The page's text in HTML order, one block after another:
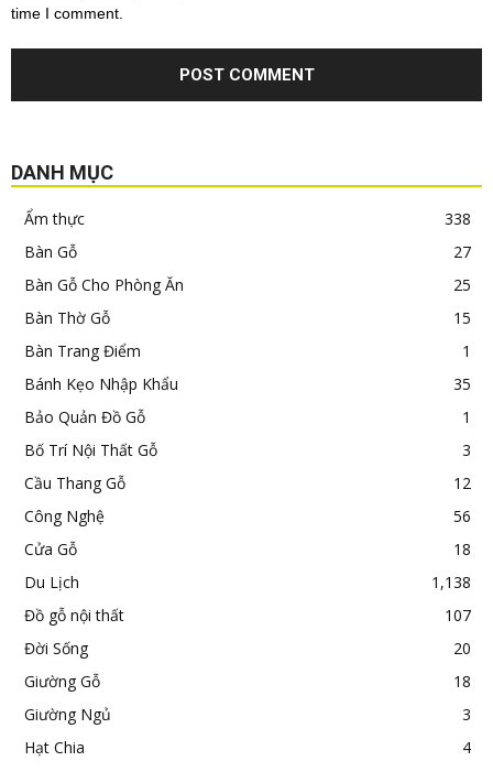
time I comment.
DANH MỤC
Ẩm thực
338
Bàn Gỗ
27
Bàn Gỗ Cho Phòng Ăn
25
Bàn Thờ Gỗ
15
Bàn Trang Điểm
1
Bánh Kẹo Nhập Khẩu
35
Bảo Quản Đồ Gỗ
1
Bố Trí Nội Thất Gỗ
3
Cầu Thang Gỗ
12
Công Nghệ
56
Cửa Gỗ
18
Du Lịch
1,138
Đồ gỗ nội thất
107
Đời Sống
20
Giường Gỗ
18
Giường Ngủ
3
Hạt Chia
4